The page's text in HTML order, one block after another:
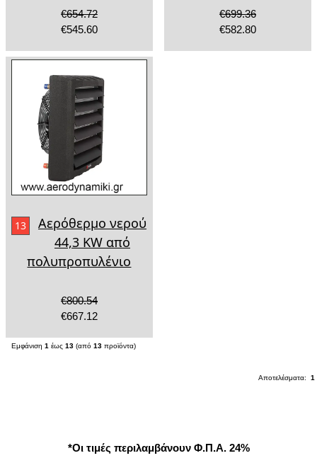
€654.72
€545.60
€699.36
€582.80
13
Αερόθερμο νερού
44,3 KW από
πολυπροπυλένιο
€800.54
€667.12
Εμφάνιση 1 έως 13 (από 13 προϊόντα)
Αποτελέσματα: 1
*Οι τιμές περιλαμβάνουν Φ.Π.Α. 24%